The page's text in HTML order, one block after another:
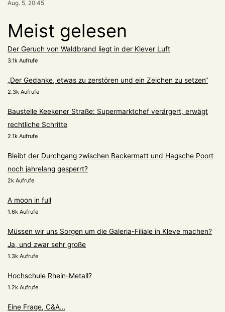
Aug. 5, 20:45
Meist gelesen
Der Geruch von Waldbrand liegt in der Klever Luft
3.1k Aufrufe
„Der Gedanke, etwas zu zerstören und ein Zeichen zu setzen“
2.3k Aufrufe
Baustelle Keekener Straße: Supermarktchef verärgert, erwägt
rechtliche Schritte
2.1k Aufrufe
Bleibt der Durchgang zwischen Backermatt und Hagsche Poort
noch jahrelang gesperrt?
2k Aufrufe
A moon in full
1.6k Aufrufe
Müssen wir uns Sorgen um die Galeria-Filiale in Kleve machen?
Ja, und zwar sehr große
1.3k Aufrufe
Hochschule Rhein-Metall?
1.2k Aufrufe
Eine Frage, C&A…